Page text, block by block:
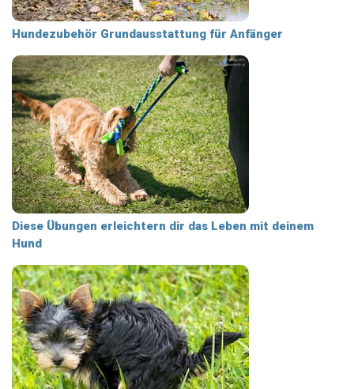
Hundezubehör Grundausstattung für Anfänger
Diese Übungen erleichtern dir das Leben mit deinem
Hund